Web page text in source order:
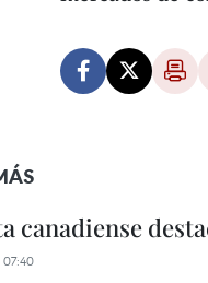
canadiense